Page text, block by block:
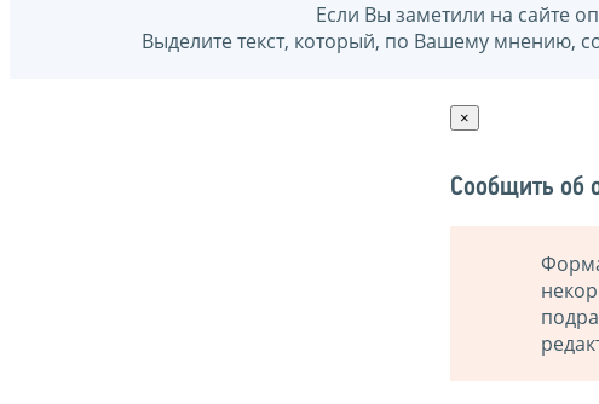
Если Вы заметили на сайте
Выделите текст, который, по Вашему мнению,
×
Сообщить об